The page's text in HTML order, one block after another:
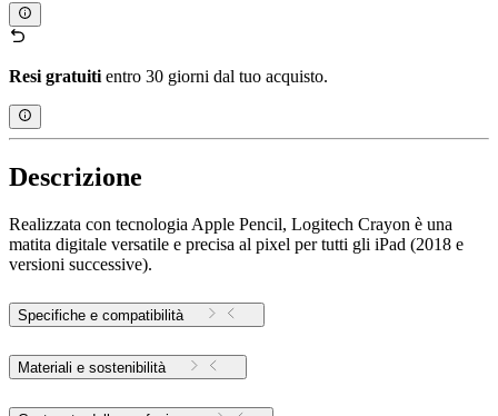
Resi gratuiti entro 30 giorni dal tuo acquisto.
Descrizione
Realizzata con tecnologia Apple Pencil, Logitech Crayon è una
matita digitale versatile e precisa al pixel per tutti gli iPad (2018 e
versioni successive).
Specifiche e compatibilità
Materiali e sostenibilità